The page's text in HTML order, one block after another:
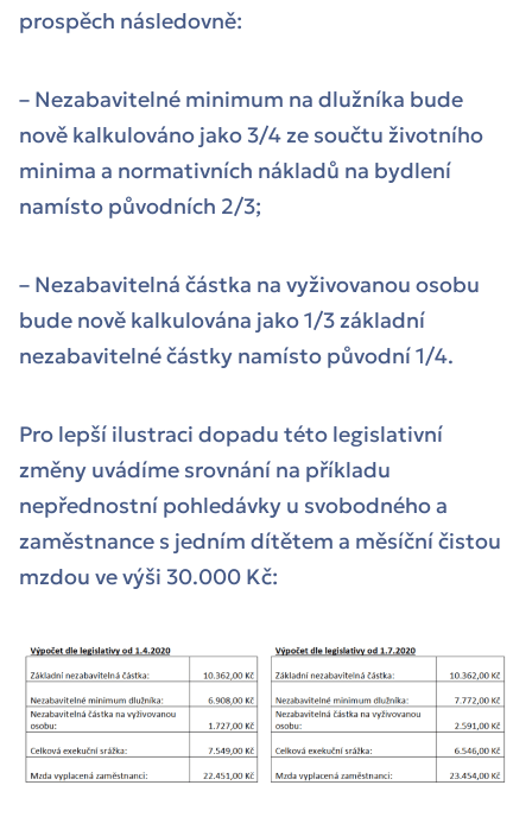
prospěch následovně:
– Nezabavitelné minimum na dlužníka bude
nově kalkulováno jako 3/4 ze součtu životního
minima a normativních nákladů na bydlení
namísto původních 2/3;
– Nezabavitelná částka na vyživovanou osobu
bude nově kalkulována jako 1/3 základní
nezabavitelné částky namísto původní 1/4.
Pro lepší ilustraci dopadu této legislativní
změny uvádíme srovnání na příkladu
nepřednostní pohledávky u svobodného a
zaměstnance s jedním dítětem a měsíční čistou
mzdou ve výši 30.000 Kč: